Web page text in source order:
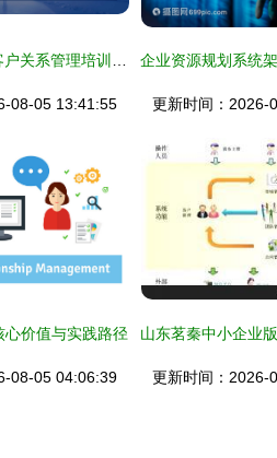
08-05 13:41:55 更新时间：2026-
价值与实践路径
08-05 04:06:39 更新时间：2026-